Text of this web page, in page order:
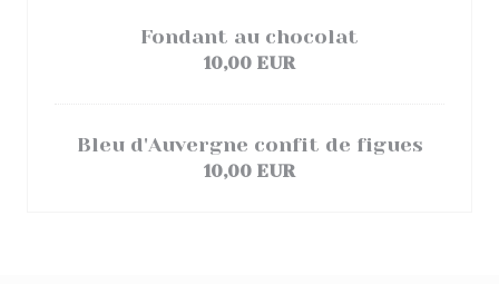
Fondant au chocolat
10,00 EUR
Bleu d'Auvergne confit de figues
10,00 EUR